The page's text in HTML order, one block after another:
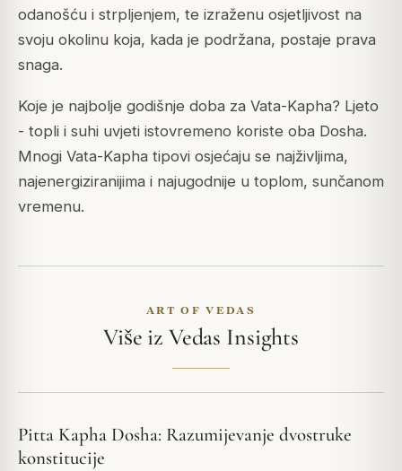
odanošću i strpljenjem, te izraženu osjetljivost na
svoju okolinu koja, kada je podržana, postaje prava
snaga.
Koje je najbolje godišnje doba za Vata-Kapha? Ljeto
- topli i suhi uvjeti istovremeno koriste oba Dosha.
Mnogi Vata-Kapha tipovi osjećaju se najživljima,
najenergiziranijima i najugodnije u toplom, sunčanom
vremenu.
ART OF VEDAS
Više iz Vedas Insights
Pitta Kapha Dosha: Razumijevanje dvostruke
konstitucije